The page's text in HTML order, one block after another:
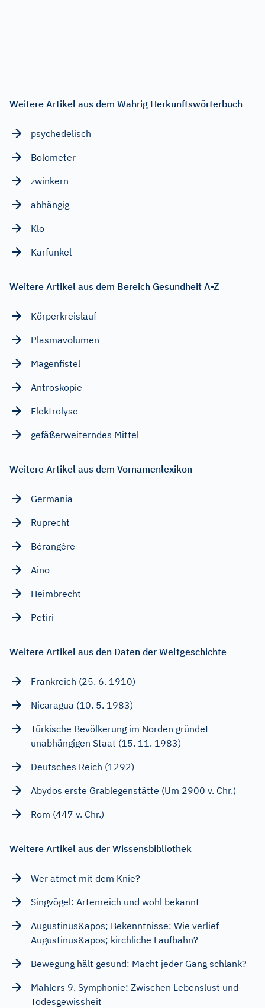
Weitere Artikel aus dem Wahrig Herkunftswörterbuch
psychedelisch
Bolometer
zwinkern
abhängig
Klo
Karfunkel
Weitere Artikel aus dem Bereich Gesundheit A-Z
Körperkreislauf
Plasmavolumen
Magenfistel
Antroskopie
Elektrolyse
gefäßerweiterndes Mittel
Weitere Artikel aus dem Vornamenlexikon
Germania
Ruprecht
Bérangère
Aino
Heimbrecht
Petiri
Weitere Artikel aus den Daten der Weltgeschichte
Frankreich (25. 6. 1910)
Nicaragua (10. 5. 1983)
Türkische Bevölkerung im Norden gründet
unabhängigen Staat (15. 11. 1983)
Deutsches Reich (1292)
Abydos erste Grablegenstätte (Um 2900 v. Chr.)
Rom (447 v. Chr.)
Weitere Artikel aus der Wissensbibliothek
Wer atmet mit dem Knie?
Singvögel: Artenreich und wohl bekannt
Augustinus&apos; Bekenntnisse: Wie verlief
Augustinus&apos; kirchliche Laufbahn?
Bewegung hält gesund: Macht jeder Gang schlank?
Mahlers 9. Symphonie: Zwischen Lebenslust und
Todesgewissheit